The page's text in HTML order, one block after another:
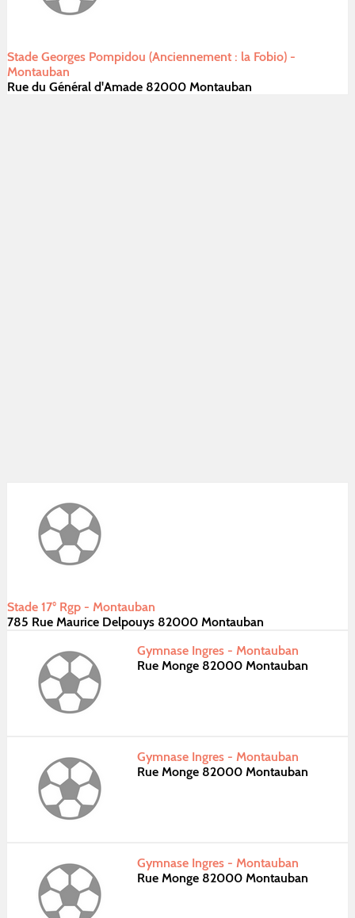
Stade Georges Pompidou (Anciennement : la Fobio) -
Montauban
Rue du Général d'Amade 82000 Montauban
Stade 17° Rgp - Montauban
785 Rue Maurice Delpouys 82000 Montauban
Gymnase Ingres - Montauban
Rue Monge 82000 Montauban
Gymnase Ingres - Montauban
Rue Monge 82000 Montauban
Gymnase Ingres - Montauban
Rue Monge 82000 Montauban